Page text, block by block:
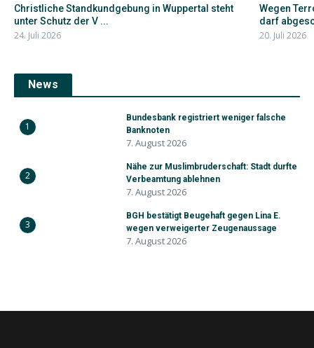
Christliche Standkundgebung in Wuppertal steht
unter Schutz der V ...
24. Juli 2026
Wegen
darf
20. Juli 2026
News
1
Bundesbank registriert weniger falsche
Banknoten
7. August 2026
2
Nähe zur Muslimbruderschaft: Stadt durfte
Verbeamtung ablehnen
7. August 2026
3
BGH bestätigt Beugehaft gegen Lina E.
wegen verweigerter Zeugenaussage
7. August 2026